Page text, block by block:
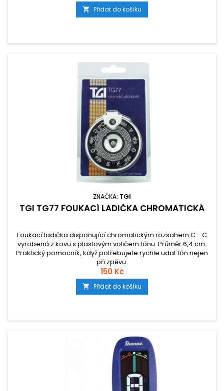
 Přidat do košíku
ZNAČKA: TGI
TGI TG77 FOUKACÍ LADIČKA CHROMATICKÁ
Foukací ladička disponující chromatickým rozsahem C - C
vyrobená z kovu s plastovým voličem tónu. Průměr 6,4 cm.
Praktický pomocník, když potřebujete rychle udat tón nejen
při zpěvu.
150 Kč
 Přidat do košíku